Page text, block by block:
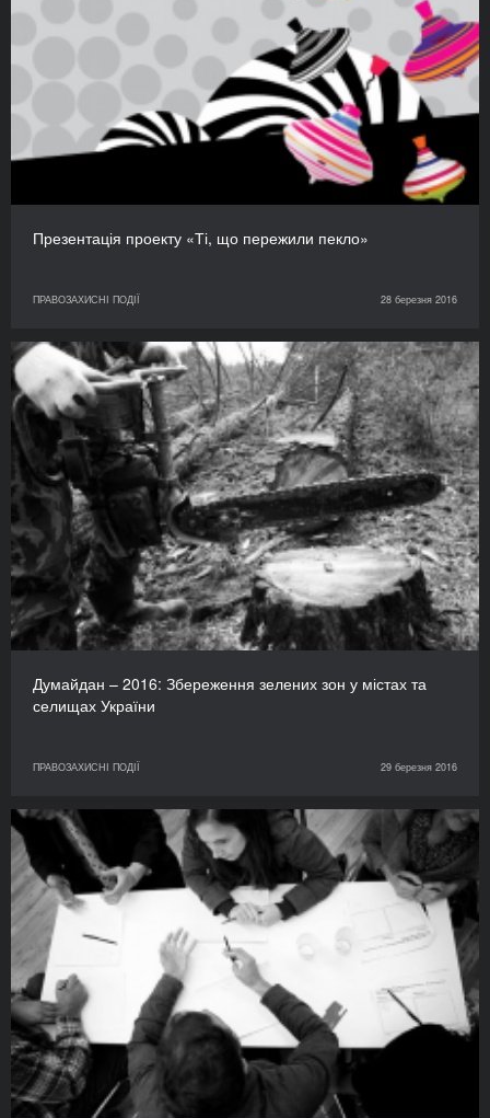
Презентація проекту «Ті, що пережили пекло»
ПРАВОЗАХИСНІ ПОДІЇ 28 березня 2016
Думайдан – 2016: Збереження зелених зон у містах та
селищах України
ПРАВОЗАХИСНІ ПОДІЇ 29 березня 2016